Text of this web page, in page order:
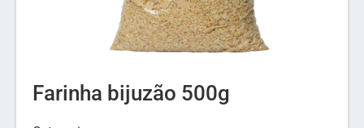
Farinha bijuzão 500g